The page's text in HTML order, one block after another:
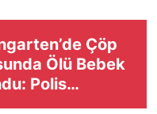
Çöp
Ölü Bebek
Polis
Başlattı